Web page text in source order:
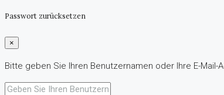
Passwort zurücksetzen
×
Bitte geben Sie Ihren Benutzernamen oder Ihre E-